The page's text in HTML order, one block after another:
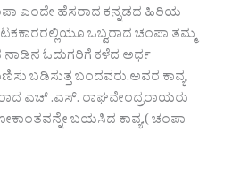
ಎಂದೇ ಹೆಸರಾದ ಕನ್ನಡದ ಹಿರಿಯ
ಒಬ್ವರಾದ ಚಂಪಾ ತಮ್ಮ
ಓದುಗರಿಗೆ ಕಳೆದ ಅರ್ಧ
ಬಡಿಸುತ್ತ ಬಂದವರು.ಅವರ ಕಾವ್ಯ
ಎಚ್ .ಎಸ್. ರಾಘವೇಂದ್ರರಾಯರು
ಬಯಸಿದ ಕಾವ್ಯ.( ಚಂಪಾ